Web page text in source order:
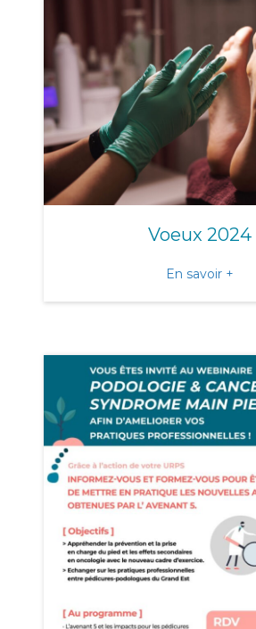
Voeux 2024
En savoir +